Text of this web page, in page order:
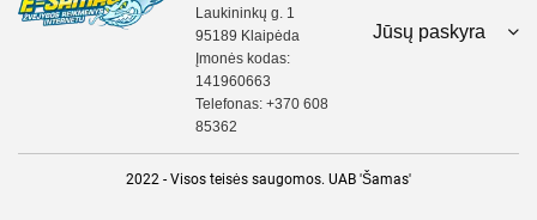
Laukininkų g. 1
95189 Klaipėda
Įmonės kodas:
141960663
Telefonas: +370 608
85362
Jūsų paskyra
2022 - Visos teisės saugomos. UAB 'Šamas'